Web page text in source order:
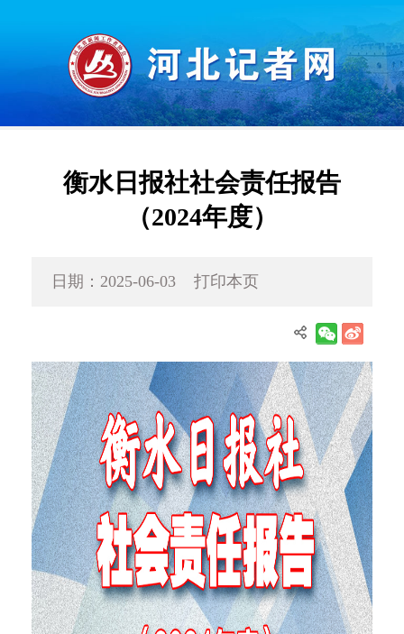
衡水日报社社会责任报告
（2024年度）
日期：2025-06-03 打印本页